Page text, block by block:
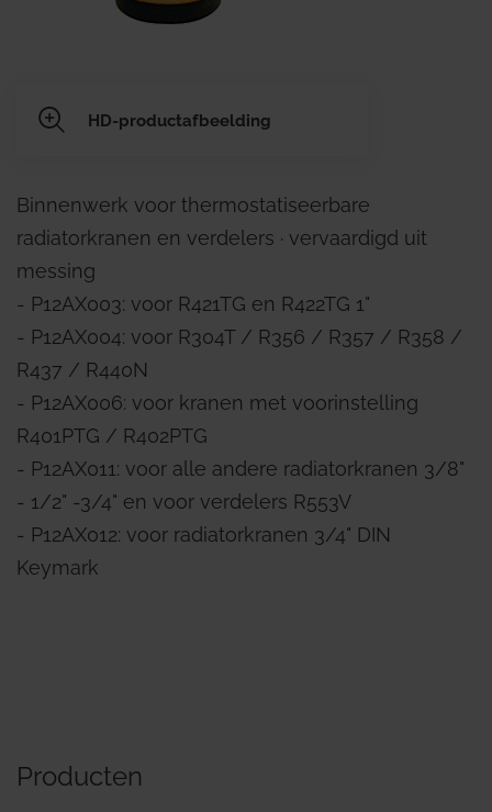
HD-productafbeelding
Binnenwerk voor thermostatiseerbare
radiatorkranen en verdelers ∙ vervaardigd uit
messing
- P12AX003: voor R421TG en R422TG 1"
- P12AX004: voor R304T / R356 / R357 / R358 /
R437 / R440N
- P12AX006: voor kranen met voorinstelling
R401PTG / R402PTG
- P12AX011: voor alle andere radiatorkranen 3/8"
- 1/2" -3/4" en voor verdelers R553V
- P12AX012: voor radiatorkranen 3/4" DIN
Keymark
Producten